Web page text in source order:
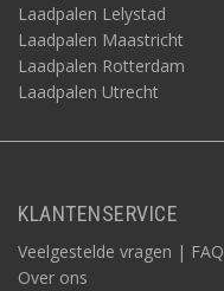
Laadpalen Lelystad
Laadpalen Maastricht
Laadpalen Rotterdam
Laadpalen Utrecht
KLANTENSERVICE
Veelgestelde vragen | FAQ
Over ons